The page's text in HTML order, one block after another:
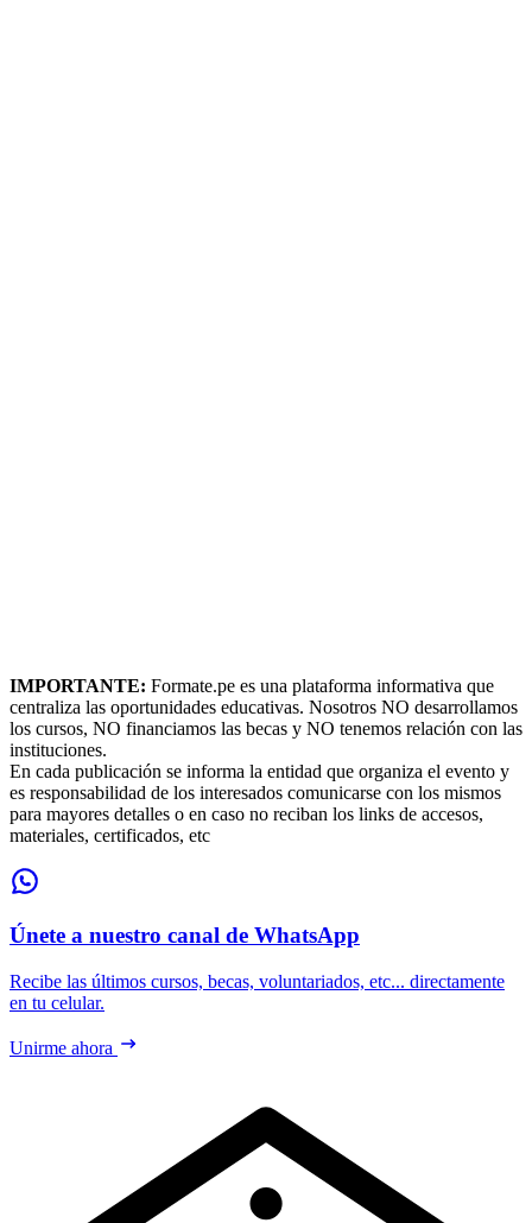
IMPORTANTE: Formate.pe es una plataforma informativa que
centraliza las oportunidades educativas. Nosotros NO desarrollamos
los cursos, NO financiamos las becas y NO tenemos relación con las
instituciones.
En cada publicación se informa la entidad que organiza el evento y
es responsabilidad de los interesados comunicarse con los mismos
para mayores detalles o en caso no reciban los links de accesos,
materiales, certificados, etc
Únete a nuestro canal de WhatsApp
Recibe las últimos cursos, becas, voluntariados, etc... directamente
en tu celular.
Unirme ahora